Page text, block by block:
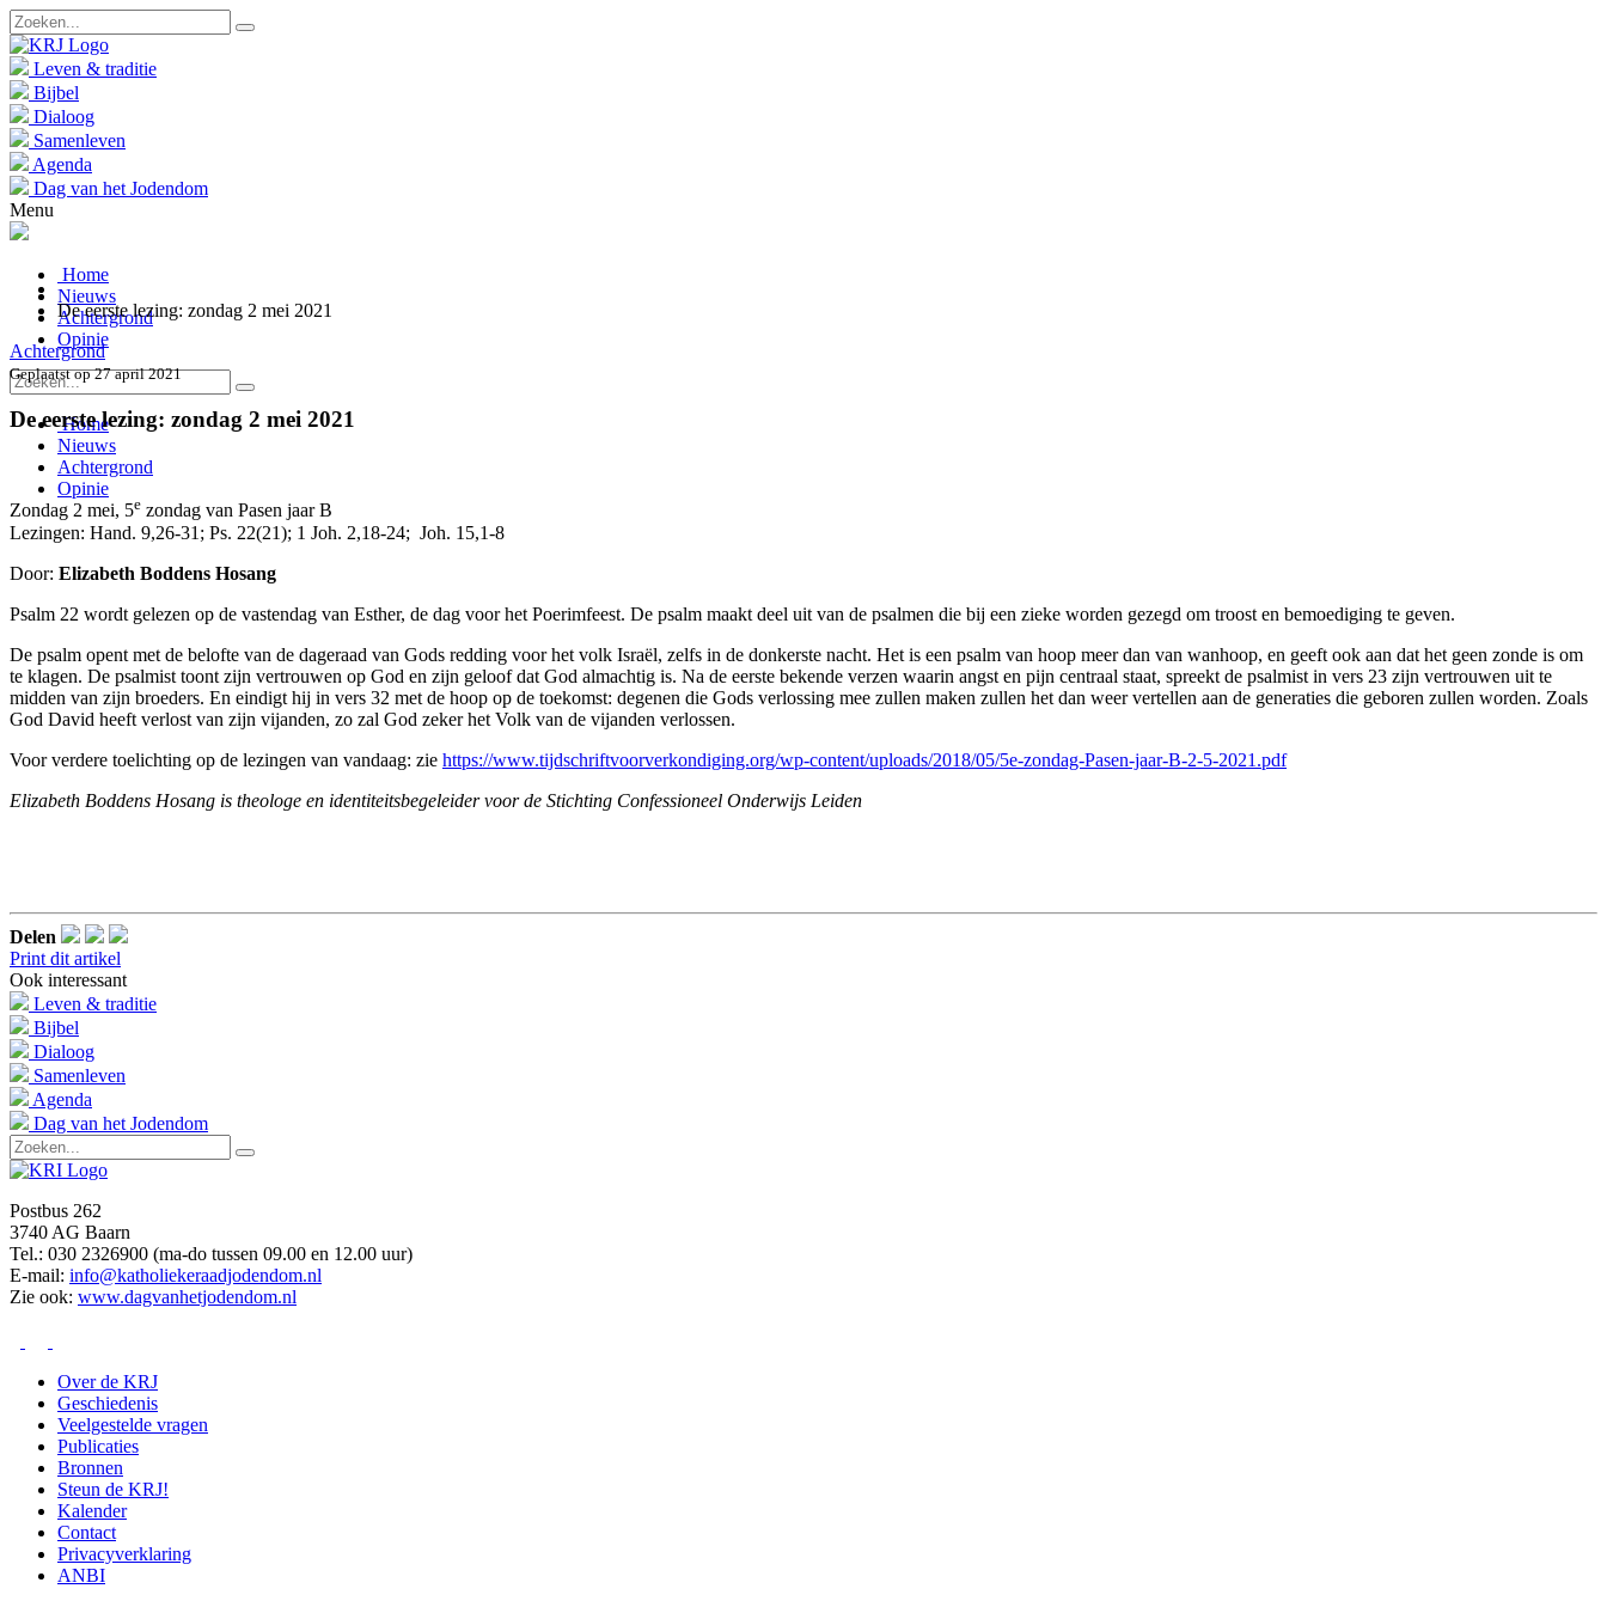
Leven & traditie
Bijbel
Dialoog
Samenleven
Agenda
Dag van het Jodendom
Menu
Home
Nieuws
Achtergrond
Opinie
Home
Nieuws
Achtergrond
Opinie
De eerste lezing: zondag 2 mei 2021
Achtergrond
Geplaatst op 27 april 2021
De eerste lezing: zondag 2 mei 2021
Zondag 2 mei, 5e zondag van Pasen jaar B
Lezingen: Hand. 9,26-31; Ps. 22(21); 1 Joh. 2,18-24; Joh. 15,1-8
Door: Elizabeth Boddens Hosang
Psalm 22 wordt gelezen op de vastendag van Esther, de dag voor het Poerimfeest. De psalm maakt deel uit van de psalmen die bij een zieke worden gezegd om troost en bemoediging te geven.
De psalm opent met de belofte van de dageraad van Gods redding voor het volk Israël, zelfs in de donkerste nacht. Het is een psalm van hoop meer dan van wanhoop, en geeft ook aan dat het geen zonde is om
te klagen. De psalmist toont zijn vertrouwen op God en zijn geloof dat God almachtig is. Na de eerste bekende verzen waarin angst en pijn centraal staat, spreekt de psalmist in vers 23 zijn vertrouwen uit te
midden van zijn broeders. En eindigt hij in vers 32 met de hoop op de toekomst: degenen die Gods verlossing mee zullen maken zullen het dan weer vertellen aan de generaties die geboren zullen worden. Zoals
God David heeft verlost van zijn vijanden, zo zal God zeker het Volk van de vijanden verlossen.
Voor verdere toelichting op de lezingen van vandaag: zie https://www.tijdschriftvoorverkondiging.org/wp-content/uploads/2018/05/5e-zondag-Pasen-jaar-B-2-5-2021.pdf
Elizabeth Boddens Hosang is theologe en identiteitsbegeleider voor de Stichting Confessioneel Onderwijs Leiden
Delen
Print dit artikel
Ook interessant
Leven & traditie
Bijbel
Dialoog
Samenleven
Agenda
Dag van het Jodendom
Postbus 262
3740 AG Baarn
Tel.: 030 2326900 (ma-do tussen 09.00 en 12.00 uur)
E-mail: info@katholiekeraadjodendom.nl
Zie ook: www.dagvanhetjodendom.nl
Over de KRJ
Geschiedenis
Veelgestelde vragen
Publicaties
Bronnen
Steun de KRJ!
Kalender
Contact
Privacyverklaring
ANBI